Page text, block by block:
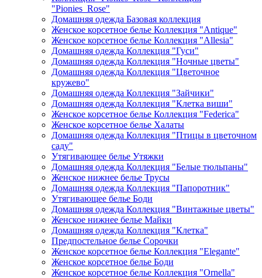
"Pionies_Rose"
Домашняя одежда Базовая коллекция
Женское корсетное белье Коллекция "Antique"
Женское корсетное белье Коллекция "Allesia"
Домашняя одежда Коллекция "Гуси"
Домашняя одежда Коллекция "Ночные цветы"
Домашняя одежда Коллекция "Цветочное
кружево"
Домашняя одежда Коллекция "Зайчики"
Домашняя одежда Коллекция "Клетка виши"
Женское корсетное белье Коллекция "Federica"
Женское корсетное белье Халаты
Домашняя одежда Коллекция "Птицы в цветочном
саду"
Утягивающее белье Утяжки
Домашняя одежда Коллекция "Белые тюльпаны"
Женское нижнее белье Трусы
Домашняя одежда Коллекция "Папоротник"
Утягивающее белье Боди
Домашняя одежда Коллекция "Винтажные цветы"
Женское нижнее белье Майки
Домашняя одежда Коллекция "Клетка"
Предпостельное белье Сорочки
Женское корсетное белье Коллекция "Elegante"
Женское корсетное белье Боди
Женское корсетное белье Коллекция "Ornella"